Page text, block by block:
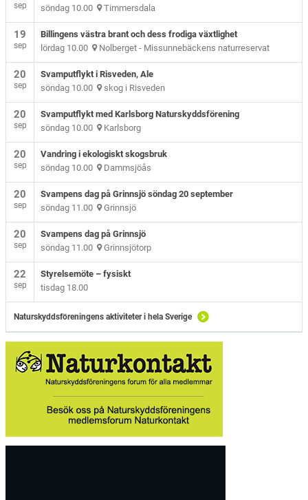
sep
söndag 10.00 Timmersdala
19
sep
Billingens västra brant och dess frodiga växtlighet
lördag 10.00 Nolberget - Missunnebäckens naturreservat
20
sep
Svamputflykt i Risveden, Ale
söndag 10.00 skog i Risveden
20
sep
Svamputflykt med Karlsborg Naturskyddsförening
söndag 10.00 Karlsborg
20
sep
Vandring i ekologiskt skogsbruk
söndag 10.00 Dammsjöås
20
sep
Svampens dag på Grinnsjö söndag 20 september
söndag 11.00 Grinnsjö
20
sep
Svampens dag på Grinnsjö
söndag 11.00 Grinnsjötorp
22
sep
Styrelsemöte – fysiskt
tisdag 18.00
Naturskyddsföreningens aktiviteter i hela Sverige